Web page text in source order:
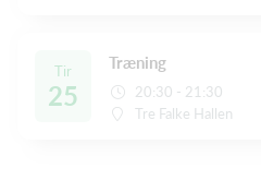
Tir
25
Træning
20:30 - 21:30
Tre Falke Hallen